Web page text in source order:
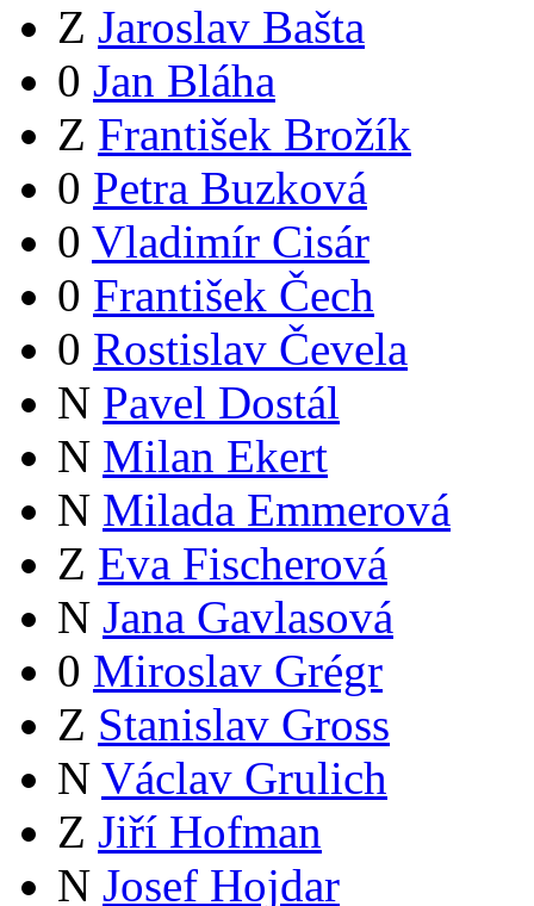
Z Jaroslav Bašta
0 Jan Bláha
Z František Brožík
0 Petra Buzková
0 Vladimír Cisár
0 František Čech
0 Rostislav Čevela
N Pavel Dostál
N Milan Ekert
N Milada Emmerová
Z Eva Fischerová
N Jana Gavlasová
0 Miroslav Grégr
Z Stanislav Gross
N Václav Grulich
Z Jiří Hofman
N Josef Hojdar